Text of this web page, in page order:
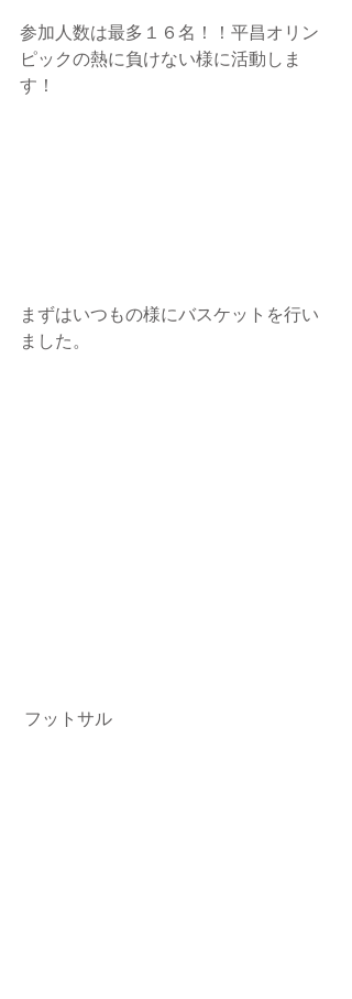
参加人数は最多１６名！！平昌オリン
ピックの熱に負けない様に活動しま
す！
まずはいつもの様にバスケットを行い
ました。
フットサル